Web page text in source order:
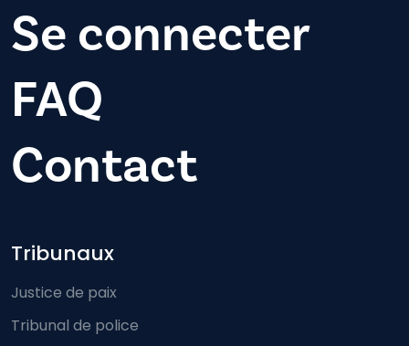
Se connecter
FAQ
Contact
Footer-menu
Tribunaux
Justice de paix
Tribunal de police